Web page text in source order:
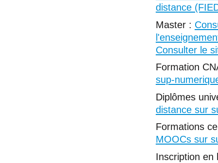
distance
Master :
Consulter le
Formation
sup-
Diplômes
distance sur
Formations
MOOCs sur
Inscription